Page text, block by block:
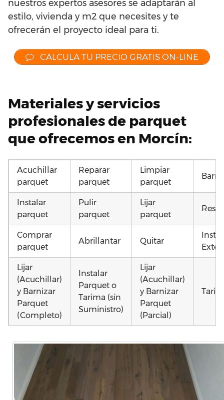
nuestros expertos asesores se adaptarán al
estilo, vivienda y m2 que necesites y te
ofrecerán el proyecto ideal para ti.
CALCULA TU PRECIO GRATIS ON-LINE
Materiales y servicios
profesionales de parquet
que ofrecemos en Morcín:
Acuchillar
parquet
Reparar
parquet
Limpiar
parquet
Instalar
parquet
Pulir
parquet
Lijar
parquet
Comprar
parquet
Abrillantar Quitar
Lijar
(Acuchillar)
y Barnizar
Parquet
(Completo)
Instalar
Parquet o
Tarima (sin
Suministro)
Lijar
(Acuchillar)
y Barnizar
Parquet
(Parcial)
parquet o
Tarima
Local
Comercial
Vivienda
parquet o
Tarima
Vivienda
(Parcial)